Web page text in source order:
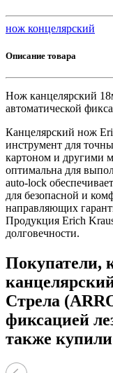
нож концелярский
Описание товара
Нож канцелярский
автоматической
Канцелярский нож
инструмент для
картоном и другими
оптимальна для
auto-lock
для безопасной и
направляющих
Продукция Erich
долговечности.
Покупатели,
Стрела
фиксацией
также купили